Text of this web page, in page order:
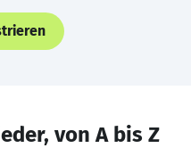
von A bis Z